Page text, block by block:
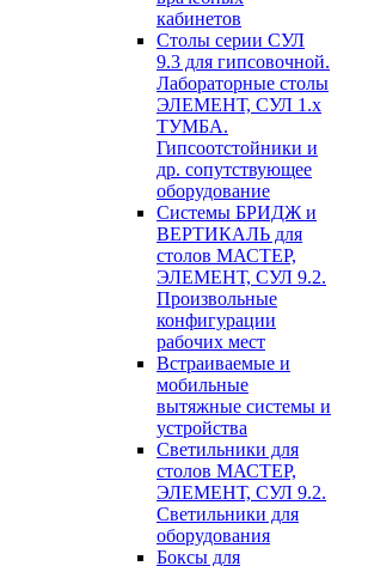
кабинетов
Столы серии СУЛ
9.3 для гипсовочной.
Лабораторные столы
ЭЛЕМЕНТ, СУЛ 1.х
ТУМБА.
Гипсоотстойники и
др. сопутствующее
оборудование
Системы БРИДЖ и
ВЕРТИКАЛЬ для
столов МАСТЕР,
ЭЛЕМЕНТ, СУЛ 9.2.
Произвольные
конфигурации
рабочих мест
Встраиваемые и
мобильные
вытяжные системы и
устройства
Светильники для
столов МАСТЕР,
ЭЛЕМЕНТ, СУЛ 9.2.
Светильники для
оборудования
Боксы для